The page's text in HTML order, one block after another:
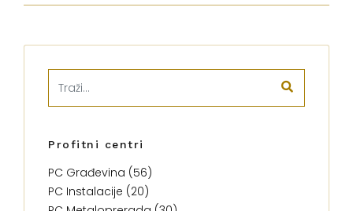
Profitni centri
PC Građevina (56)
PC Instalacije (20)